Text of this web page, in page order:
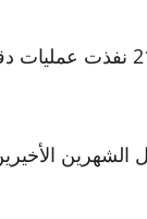
قال المتحدث باسم الجيش الإسرائيلي،
226 تحت قيادة الفرقة